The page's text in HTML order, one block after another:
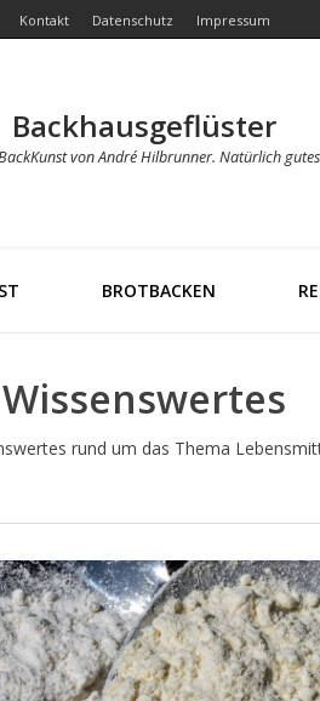
Kontakt Datenschutz Impressum
Backhausgeflüster
von André Hilbrunner. Natürlich
BROTBACKEN
Wissenswertes
rund um das Thema